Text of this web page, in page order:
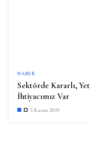
HABER
Sektörde Kararlı,
İhtiyacımız Var
5 Kasım 2019